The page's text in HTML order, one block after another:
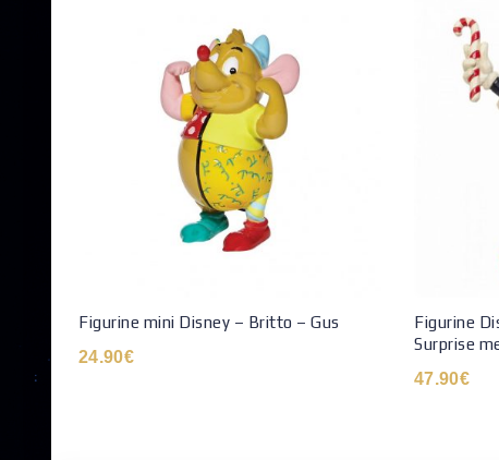
Figurine mini Disney – Britto – Gus
24.90€
Figurine
Surprise
47.90€